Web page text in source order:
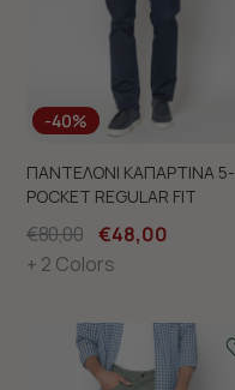
-40%
ΠΑΝΤΕΛΟΝΙ ΚΑΠΑΡΤΙΝΑ 5-
POCKET REGULAR FIT
€80,00 €48,00
+ 2 Colors